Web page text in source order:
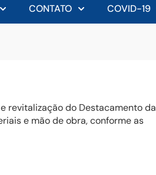
CONTATO COVID-19
revitalização do Destacamento da
e mão de obra, conforme as